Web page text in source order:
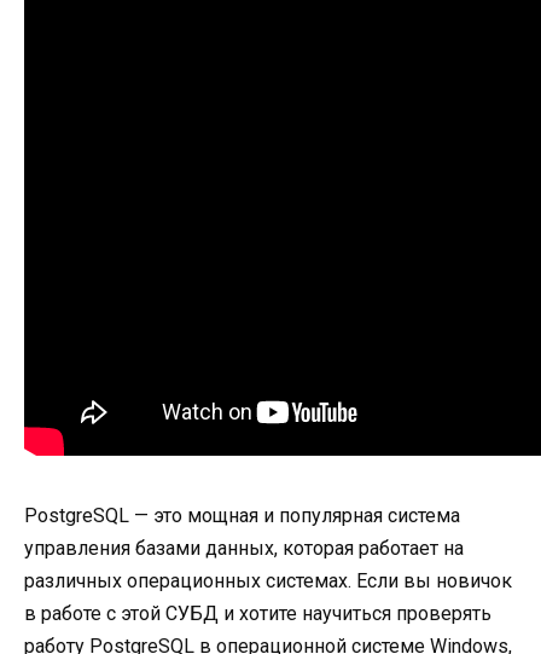
PostgreSQL — это мощная и популярная система
управления базами данных, которая работает на
различных операционных системах. Если вы новичок
в работе с этой СУБД и хотите научиться проверять
работу PostgreSQL в операционной системе Windows,